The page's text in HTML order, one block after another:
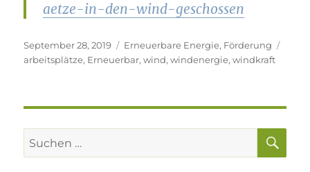
aetze-in-den-wind-geschossen
Veröffentlicht
am
September 28, 2019 Kategorien
Erneuerbare Energie, Förderung
arbeitsplätze, Erneuerbar,wind,windenergie,windkraft
Suchen
nach: